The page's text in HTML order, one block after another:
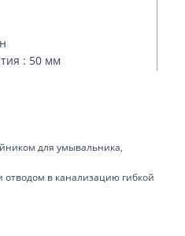
: 50 мм
для умывальника,
в канализацию гибкой